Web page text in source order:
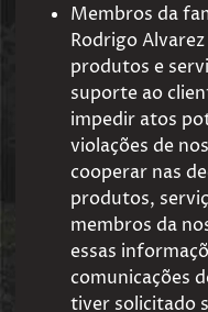
Membros da
Rodrigo
produtos e
suporte ao
impedir atos
violações de
cooperar nas
produtos,
membros da
essas
comunicações
tiver solicitado